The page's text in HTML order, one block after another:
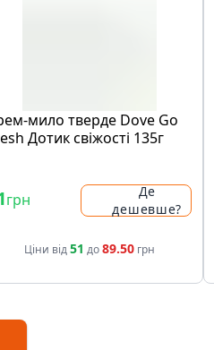
мило тверде Dove Go
Дотик свіжості 135г
грн
Де
дешевше?
Ціни від51 до89.50грн